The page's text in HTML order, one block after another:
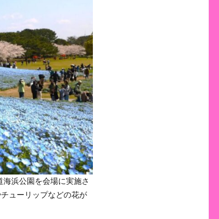
浜公園を会場に実施さ
ューリップなどの花が